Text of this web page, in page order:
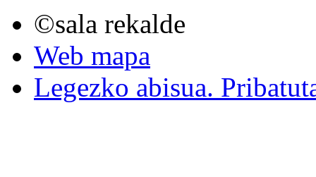
©sala rekalde
Web mapa
Legezko abisua.